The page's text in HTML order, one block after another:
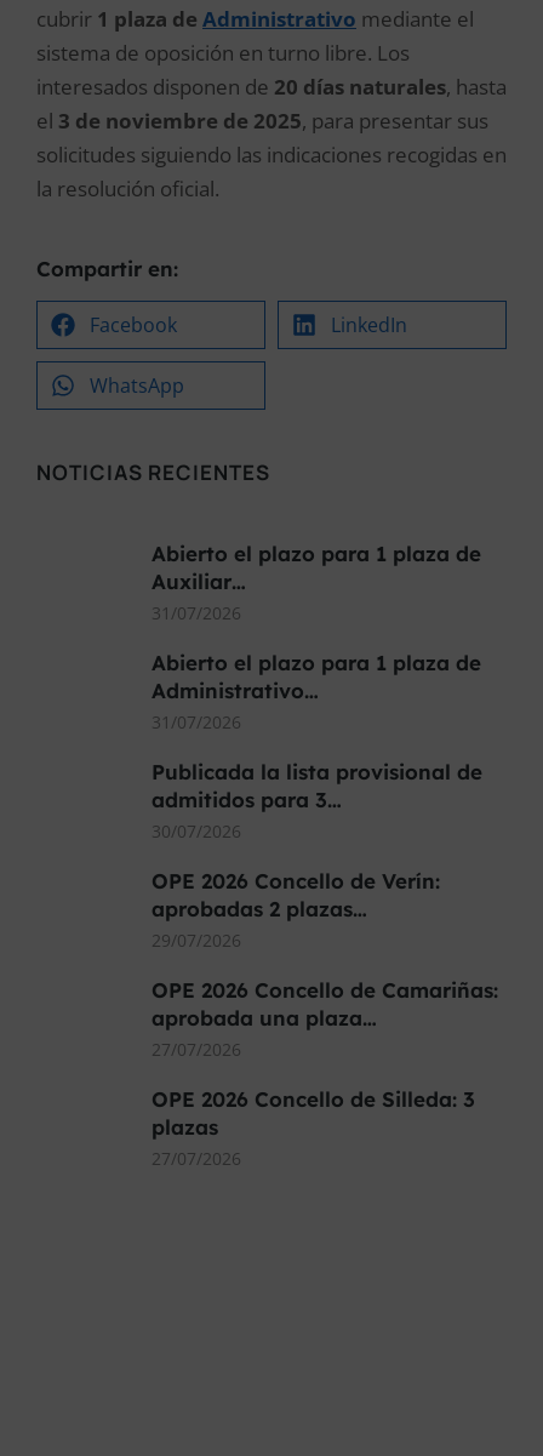
cubrir 1 plaza de Administrativo mediante el
sistema de oposición en turno libre. Los
interesados disponen de 20 días naturales, hasta
el 3 de noviembre de 2025, para presentar sus
solicitudes siguiendo las indicaciones recogidas en
la resolución oficial.
Compartir en:
Facebook LinkedIn
WhatsApp
NOTICIAS RECIENTES
Abierto el plazo para 1 plaza de
Auxiliar…
31/07/2026
Abierto el plazo para 1 plaza de
Administrativo…
31/07/2026
Publicada la lista provisional de
admitidos para 3…
30/07/2026
OPE 2026 Concello de Verín:
aprobadas 2 plazas…
29/07/2026
OPE 2026 Concello de Camariñas:
aprobada una plaza…
27/07/2026
OPE 2026 Concello de Silleda: 3
plazas
27/07/2026